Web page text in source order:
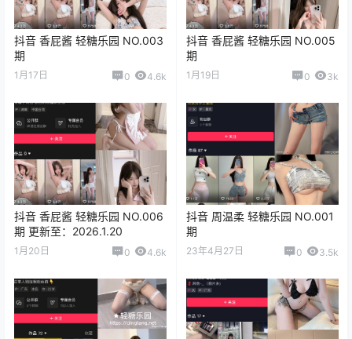
抖音 香屁酱 轻糖乐园 NO.003
期
1月17日 0 4.6k
抖音 香屁酱 轻糖乐园 NO.005
期
1月19日 0 3k
抖音 香屁酱 轻糖乐园 NO.006
期 更新至：2026.1.20
1月20日 0 4.6k
抖音 周温柔 轻糖乐园 NO.001
期
23年4月27日 0 3.5k